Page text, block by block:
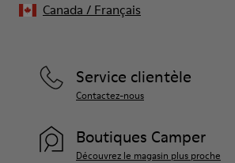
Service clientèle
Contactez-nous
Boutiques Camper
Découvrez le magasin plus proche
Canada / Français